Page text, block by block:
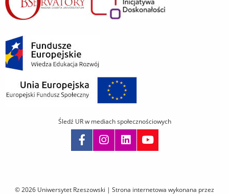
© 2026 Uniwersytet Rzeszowski | Strona internetowa wykonana przez
Śledź UR w mediach społecznościowych
i